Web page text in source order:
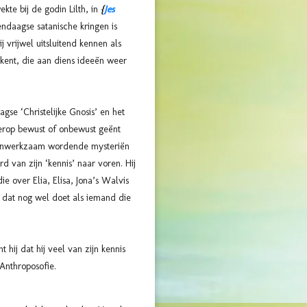
bij de godin Lilth, in {Jes
satanische kringen is
vrijwel uitsluitend kennen als
die aan diens ideeën weer
‘Christelijke Gnosis’ en het
bewust of onbewust geënt
wordende mysteriën
van zijn ‘kennis’ naar voren. Hij
over Elia, Elisa, Jona’s Walvis
nog wel doet als iemand die
hij dat hij veel van zijn kennis